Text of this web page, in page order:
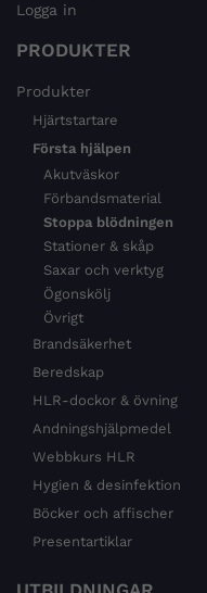
Logga in
PRODUKTER
Produkter
Hjärtstartare
Första hjälpen
Akutväskor
Förbandsmaterial
Stoppa blödningen
Stationer & skåp
Saxar och verktyg
Ögonskölj
Övrigt
Brandsäkerhet
Beredskap
HLR-dockor & övning
Andningshjälpmedel
Webbkurs HLR
Hygien & desinfektion
Böcker och affischer
Presentartiklar